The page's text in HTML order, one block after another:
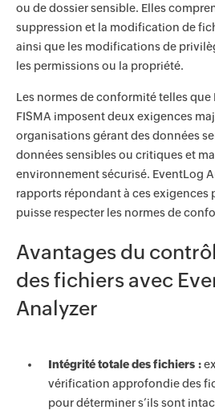
ou de dossier sensible. Elles
suppression et la modification de
ainsi que les modifications de
les permissions ou la propriété.
Les normes de conformité telles que
FISMA imposent deux exigences
organisations gérant des données
données sensibles ou critiques et
environnement sécurisé. EventLog
rapports répondant à ces exigences
puisse respecter les normes de
Avantages du
des fichiers avec
Analyzer
Intégrité totale des fichiers :
vérification approfondie des
pour déterminer s’ils sont